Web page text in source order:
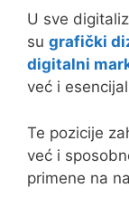
U sve
su grafički
digitalni
već i
Te pozicije
već i
primene na